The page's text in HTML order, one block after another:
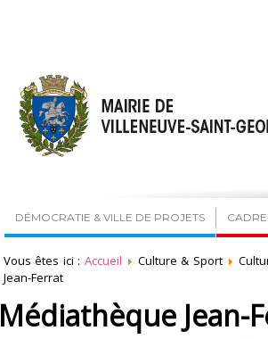
DÉMOCRATIE & VILLE DE PROJETS
Vous êtes ici : Accueil Culture & Sport
Jean-Ferrat
Médiathèque Jean-